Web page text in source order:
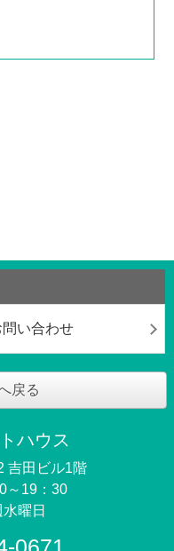
問い合わせ
戻る
ハウス
吉田ビル1階
～19：30
水曜日